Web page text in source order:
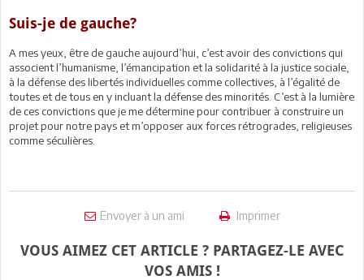
Suis-je de gauche?
A mes yeux, être de gauche aujourd’hui, c’est avoir des convictions qui
associent l’humanisme, l’émancipation et la solidarité à la justice sociale,
à la défense des libertés individuelles comme collectives, à l’égalité de
toutes et de tous en y incluant la défense des minorités. C’est à la lumière
de ces convictions que je me détermine pour contribuer à construire un
projet pour notre pays et m’opposer aux forces rétrogrades, religieuses
comme séculières.
Envoyer à un ami Imprimer
VOUS AIMEZ CET ARTICLE ? PARTAGEZ-LE AVEC
VOS AMIS !